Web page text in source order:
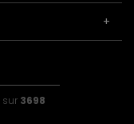
sur 3698